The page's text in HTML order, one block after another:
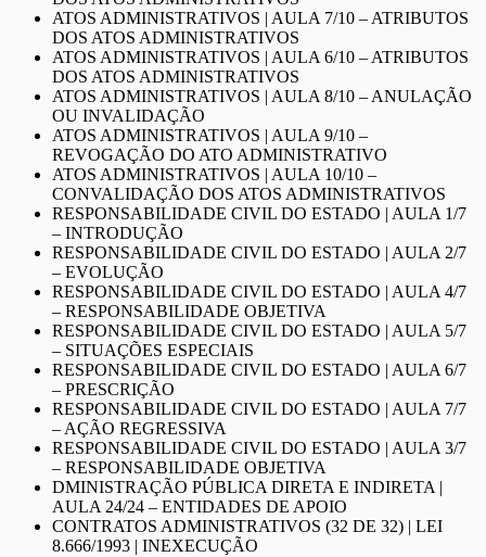
ATOS ADMINISTRATIVOS | AULA 7/10 – ATRIBUTOS
DOS ATOS ADMINISTRATIVOS
ATOS ADMINISTRATIVOS | AULA 6/10 – ATRIBUTOS
DOS ATOS ADMINISTRATIVOS
ATOS ADMINISTRATIVOS | AULA 8/10 – ANULAÇÃO
OU INVALIDAÇÃO
ATOS ADMINISTRATIVOS | AULA 9/10 –
REVOGAÇÃO DO ATO ADMINISTRATIVO
ATOS ADMINISTRATIVOS | AULA 10/10 –
CONVALIDAÇÃO DOS ATOS ADMINISTRATIVOS
RESPONSABILIDADE CIVIL DO ESTADO | AULA 1/7
– INTRODUÇÃO
RESPONSABILIDADE CIVIL DO ESTADO | AULA 2/7
– EVOLUÇÃO
RESPONSABILIDADE CIVIL DO ESTADO | AULA 4/7
– RESPONSABILIDADE OBJETIVA
RESPONSABILIDADE CIVIL DO ESTADO | AULA 5/7
– SITUAÇÕES ESPECIAIS
RESPONSABILIDADE CIVIL DO ESTADO | AULA 6/7
– PRESCRIÇÃO
RESPONSABILIDADE CIVIL DO ESTADO | AULA 7/7
– AÇÃO REGRESSIVA
RESPONSABILIDADE CIVIL DO ESTADO | AULA 3/7
– RESPONSABILIDADE OBJETIVA
DMINISTRAÇÃO PÚBLICA DIRETA E INDIRETA |
AULA 24/24 – ENTIDADES DE APOIO
CONTRATOS ADMINISTRATIVOS (32 DE 32) | LEI
8.666/1993 | INEXECUÇÃO